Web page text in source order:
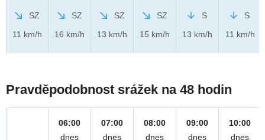
SZ
11 km/h
SZ
16 km/h
SZ
13 km/h
SZ
15 km/h
S
13 km/h
S
11 km/h
Pravděpodobnost srážek na 48 hodin
06:00
dnes
07:00
dnes
08:00
dnes
09:00
dnes
10:00
dnes